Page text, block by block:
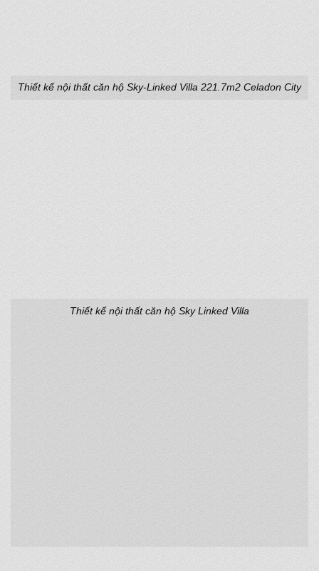
Thiết kế nội thất căn hộ Sky-Linked Villa 221.7m2 Celadon City
Thiết kế nội thất căn hộ Sky Linked Villa